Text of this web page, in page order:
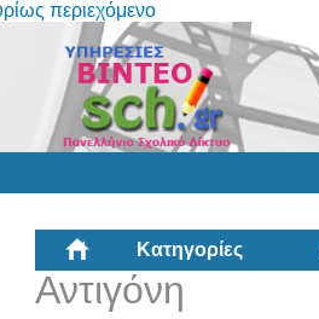
περιεχόμενο
Κατηγορίες
Αντιγόνη